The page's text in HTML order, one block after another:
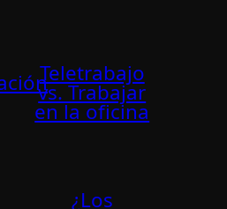
Teletrabajo
vs. Trabajar
en la oficina
¿Los